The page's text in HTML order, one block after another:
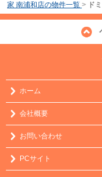
家 南浦和店の物件一覧 > ド
ホーム
会社概要
お問い合わせ
PCサイト